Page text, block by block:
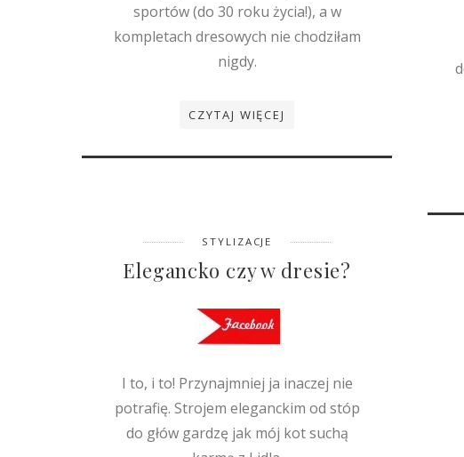
sportów (do 30 roku życia!), a w
kompletach dresowych nie chodziłam
nigdy.
CZYTAJ WIĘCEJ
STYLIZACJE
Elegancko czy w dresie?
I to, i to! Przynajmniej ja inaczej nie
potrafię. Strojem eleganckim od stóp
do głów gardzę jak mój kot suchą